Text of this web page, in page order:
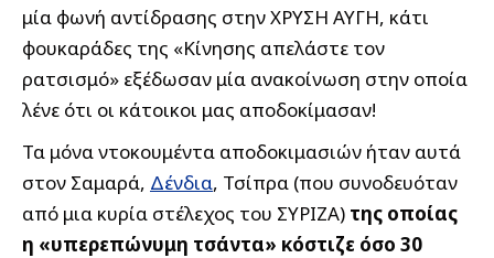
μία φωνή αντίδρασης στην ΧΡΥΣΗ ΑΥΓΗ, κάτι
φουκαράδες της «Κίνησης απελάστε τον
ρατσισμό» εξέδωσαν μία ανακοίνωση στην οποία
λένε ότι οι κάτοικοι μας αποδοκίμασαν!
Τα μόνα ντοκουμέντα αποδοκιμασιών ήταν αυτά
στον Σαμαρά, Δένδια, Τσίπρα (που συνοδευόταν
από μια κυρία στέλεχος του ΣΥΡΙΖΑ) της οποίας
η «υπερεπώνυμη τσάντα» κόστιζε όσο 30